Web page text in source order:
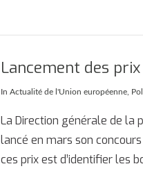
Lancement des
InActualité de l'Union européenne
La Direction générale de la
lancé en mars son
ces prix est d’identifier les